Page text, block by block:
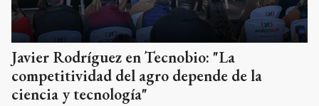
Javier Rodríguez en Tecnobio: "La
competitividad del agro depende de la
ciencia y tecnología"